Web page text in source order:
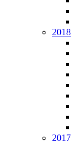
2018
2017